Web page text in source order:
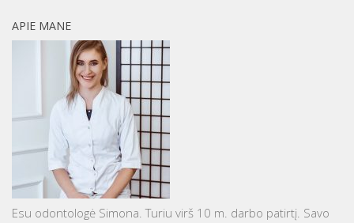
APIE MANE
Esu odontologė Simona. Turiu virš 10 m. darbo patirtį. Savo